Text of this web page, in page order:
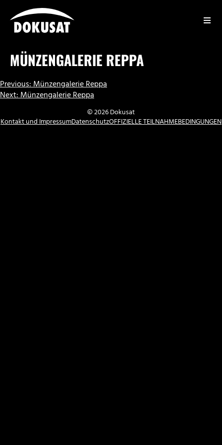
Inhalt
springen
MÜNZENGALERIE REPPA
BEITRAGSNAVIGATION
Previous:Münzengalerie Reppa
Next:Münzengalerie Reppa
© 2026 Dokusat
Kontakt und ImpressumDatenschutzOFFIZIELLE TEILNAHMEBEDINGUNGEN